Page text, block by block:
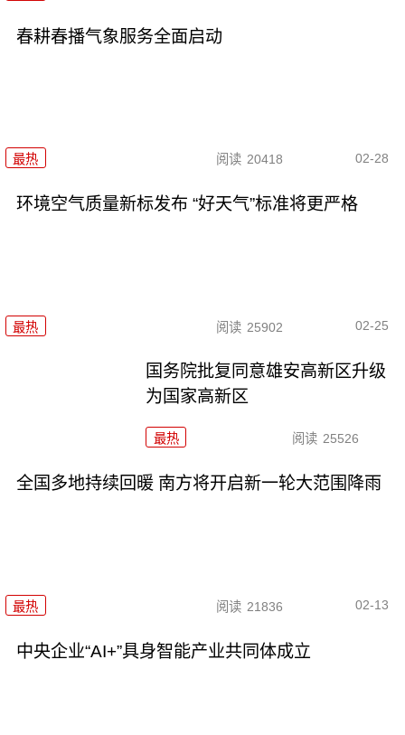
春耕春播气象服务全面启动
最热 阅读 20418 02-28
环境空气质量新标发布 “好天气”标准将更严格
最热 阅读 25902 02-25
国务院批复同意雄安高新区升级
为国家高新区
最热 阅读 25526
全国多地持续回暖 南方将开启新一轮大范围降雨
最热 阅读 21836 02-13
中央企业“AI+”具身智能产业共同体成立